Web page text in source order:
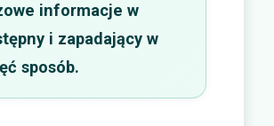
informacje w
i zapadający w
sposób.